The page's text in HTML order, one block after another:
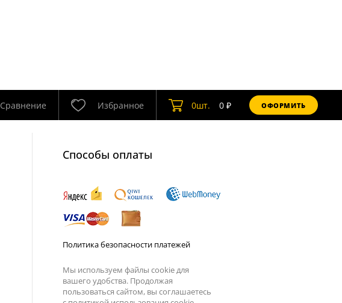
Сравнение Избранное 0шт. 0₽ ОФОРМИТЬ
Способы оплаты
Политика безопасности платежей
Мы используем файлы cookie для
вашего удобства. Продолжая
пользоваться сайтом, вы соглашаетесь